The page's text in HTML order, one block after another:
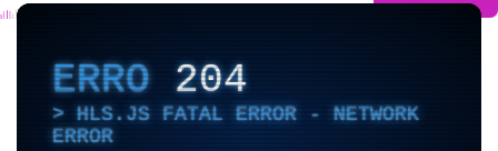
ERRO204
HLS.JS FATAL ERROR - NETWORK
ERROR